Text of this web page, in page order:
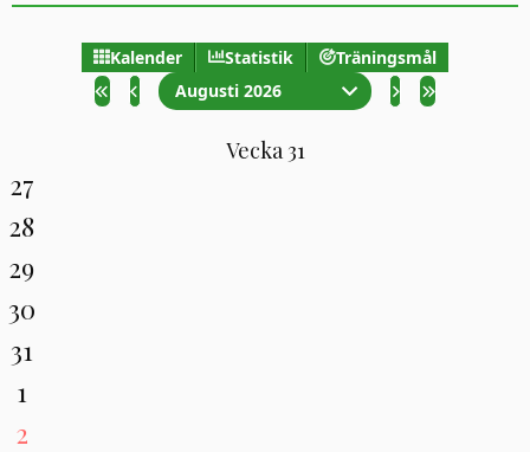
Kalender Statistik
Träningsmål
Augusti 2026
Vecka 31
27
28
29
30
31
1
2